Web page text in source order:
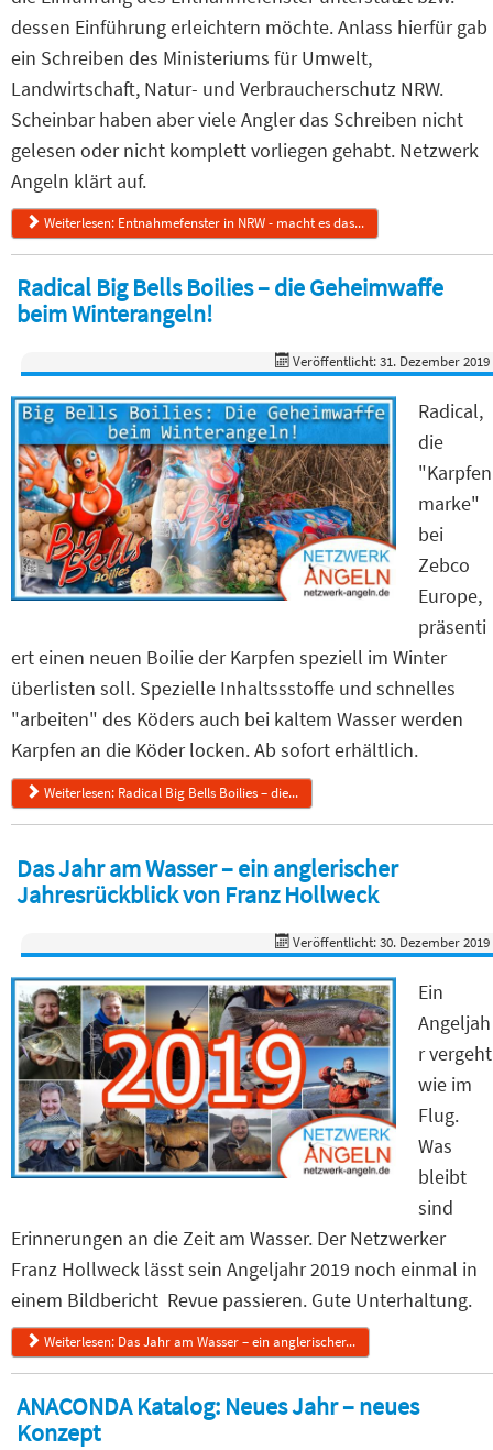
dessen Einführung erleichtern möchte. Anlass hierfür gab
ein Schreiben des Ministeriums für Umwelt,
Landwirtschaft, Natur- und Verbraucherschutz NRW.
Scheinbar haben aber viele Angler das Schreiben nicht
gelesen oder nicht komplett vorliegen gehabt. Netzwerk
Angeln klärt auf.
Weiterlesen: Entnahmefenster in NRW - macht es das...
Radical Big Bells Boilies – die Geheimwaffe
beim Winterangeln!
Veröffentlicht: 31. Dezember 2019
Radical,
die
"Karpfen
marke"
bei
Zebco
Europe,
präsenti
ert einen neuen Boilie der Karpfen speziell im Winter
überlisten soll. Spezielle Inhaltssstoffe und schnelles
"arbeiten" des Köders auch bei kaltem Wasser werden
Karpfen an die Köder locken. Ab sofort erhältlich.
Weiterlesen: Radical Big Bells Boilies – die...
Das Jahr am Wasser – ein anglerischer
Jahresrückblick von Franz Hollweck
Veröffentlicht: 30. Dezember 2019
Ein
Angeljah
r vergeht
wie im
Flug.
Was
bleibt
sind
Erinnerungen an die Zeit am Wasser. Der Netzwerker
Franz Hollweck lässt sein Angeljahr 2019 noch einmal in
einem Bildbericht Revue passieren. Gute Unterhaltung.
Weiterlesen: Das Jahr am Wasser – ein anglerischer...
ANACONDA Katalog: Neues Jahr – neues
Konzept